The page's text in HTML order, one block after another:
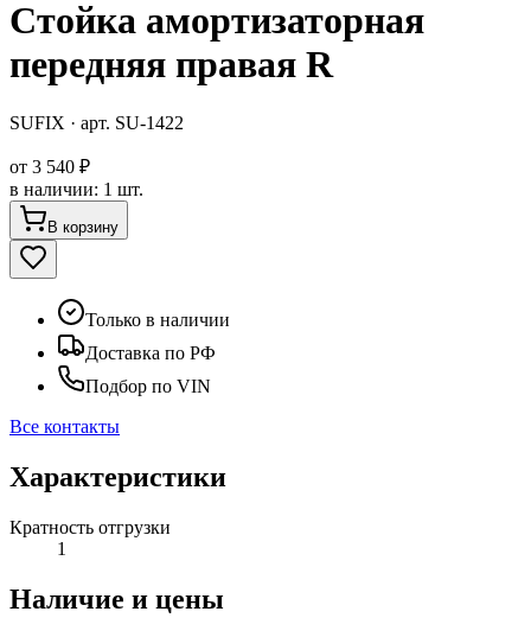
Стойка амортизаторная
передняя правая R
SUFIX · арт. SU-1422
от 3 540 ₽
в наличии: 1 шт.
В корзину
Только в наличии
Доставка по РФ
Подбор по VIN
Все контакты
Характеристики
Кратность отгрузки
1
Наличие и цены